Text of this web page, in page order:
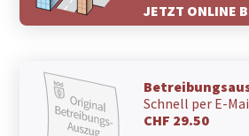
JETZT ONLINE
Schnell per E-
CHF 29.50